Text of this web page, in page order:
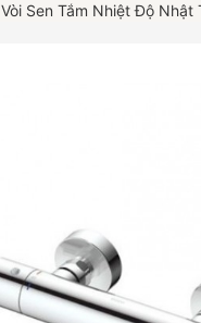
Vòi Sen Tắm Nhiệt Độ Nhật